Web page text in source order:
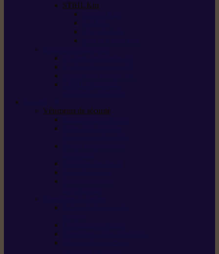
STIHL Kits
Vêtements de sécurité